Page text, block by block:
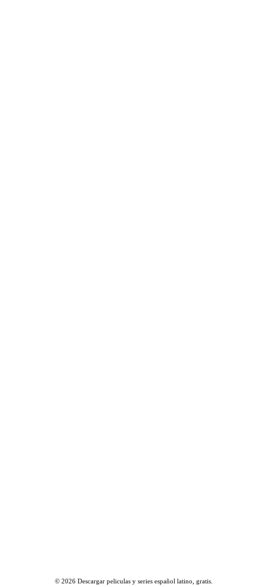
© 2026 Descargar peliculas y series español latino, gratis.